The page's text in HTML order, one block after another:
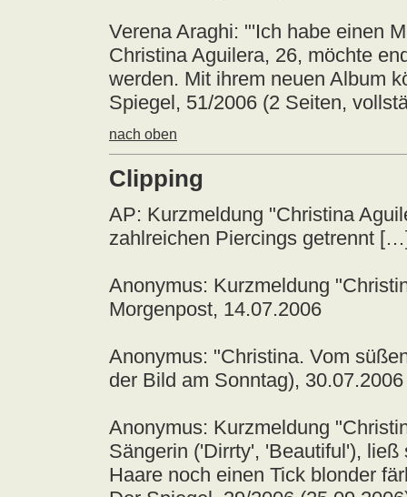
Verena Araghi: "'Ich habe einen
Christina Aguilera, 26, möchte
werden. Mit ihrem neuen Album
Spiegel, 51/2006 (2 Seiten,
nach oben
Clipping
AP: Kurzmeldung "Christina
zahlreichen Piercings getrennt
Anonymus: Kurzmeldung
Morgenpost, 14.07.2006
Anonymus: "Christina. Vom
der Bild am Sonntag), 30.07.2006
Anonymus: Kurzmeldung
Sängerin ('Dirrty', 'Beautiful'),
Haare noch einen Tick blonder